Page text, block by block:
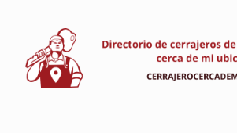
contenido